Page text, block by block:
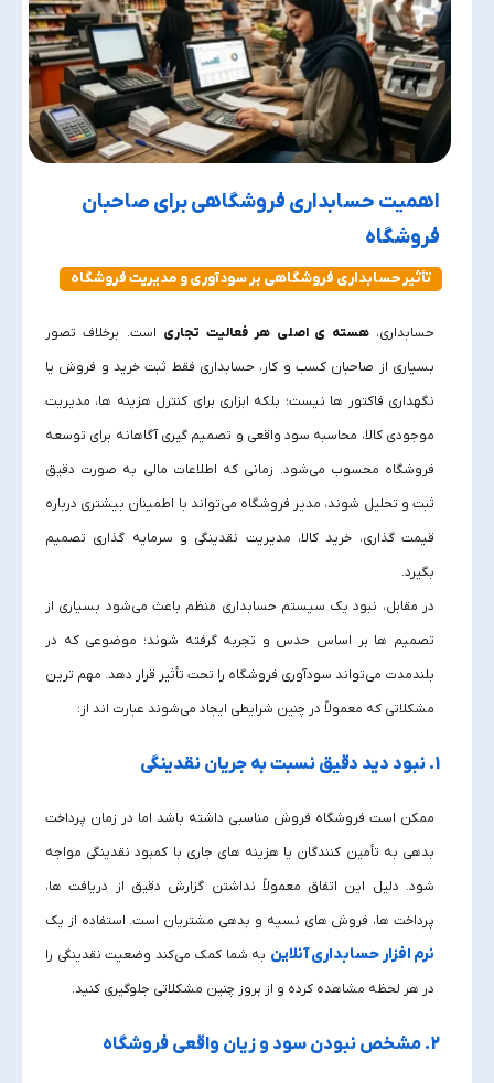
اهمیت حسابداری فروشگاهی برای صاحبان
فروشگاه
تأثیر حسابداری فروشگاهی بر سودآوری و مدیریت فروشگاه
حسابداری،هسته‌ ی اصلی هر فعالیت تجاری است. برخلاف تصور
بسیاری از صاحبان کسب‌ و کار، حسابداری فقط ثبت خرید و فروش یا
نگهداری فاکتور ها نیست؛ بلکه ابزاری برای کنترل هزینه‌ ها، مدیریت
موجودی کالا، محاسبه سود واقعی و تصمیم‌ گیری آگاهانه برای توسعه
فروشگاه محسوب می‌شود. زمانی که اطلاعات مالی به‌ صورت دقیق
ثبت و تحلیل شوند، مدیر فروشگاه می‌تواند با اطمینان بیشتری درباره
قیمت‌ گذاری، خرید کالا، مدیریت نقدینگی و سرمایه‌ گذاری تصمیم
بگیرد.
در مقابل، نبود یک سیستم حسابداری منظم باعث می‌شود بسیاری از
تصمیم‌ ها بر اساس حدس و تجربه گرفته شوند؛ موضوعی که در
بلندمدت می‌تواند سودآوری فروشگاه را تحت تأثیر قرار دهد. مهم‌ ترین
مشکلاتی که معمولاً در چنین شرایطی ایجاد می‌شوند عبارت‌ اند از:
1. نبود دید دقیق نسبت به جریان نقدینگی
ممکن است فروشگاه فروش مناسبی داشته باشد اما در زمان پرداخت
بدهی به تأمین‌ کنندگان یا هزینه‌ های جاری با کمبود نقدینگی مواجه
شود. دلیل این اتفاق معمولاً نداشتن گزارش دقیق از دریافت‌ ها،
پرداخت‌ ها، فروش‌ های نسیه و بدهی مشتریان است. استفاده از یک
نرم افزار حسابداری آنلاین به شما کمک می‌کند وضعیت نقدینگی را
در هر لحظه مشاهده کرده و از بروز چنین مشکلاتی جلوگیری کنید.
2. مشخص نبودن سود و زیان واقعی فروشگاه